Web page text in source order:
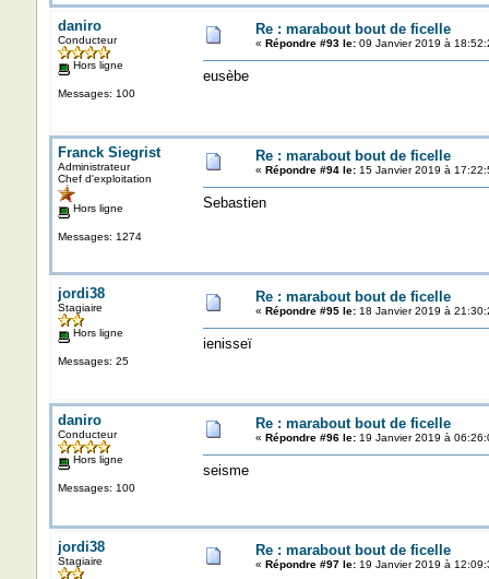
daniro
Conducteur
Hors ligne
Messages: 100
Re : marabout bout de ficelle
« Répondre #93 le:09 Janvier 2019 à
eusèbe
Franck Siegrist
Administrateur
Chef d'exploitation
Hors ligne
Messages: 1274
Re : marabout bout de ficelle
« Répondre #94 le:15 Janvier 2019 à
Sebastien
jordi38
Stagiaire
Hors ligne
Messages: 25
Re : marabout bout de ficelle
« Répondre #95 le:18 Janvier 2019 à
ienisseï
daniro
Conducteur
Hors ligne
Messages: 100
Re : marabout bout de ficelle
« Répondre #96 le:19 Janvier 2019 à
seisme
jordi38
Stagiaire
Re : marabout bout de ficelle
« Répondre #97 le:19 Janvier 2019 à